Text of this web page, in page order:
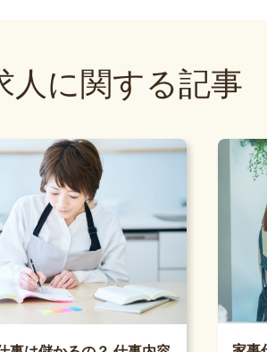
人に関する記事